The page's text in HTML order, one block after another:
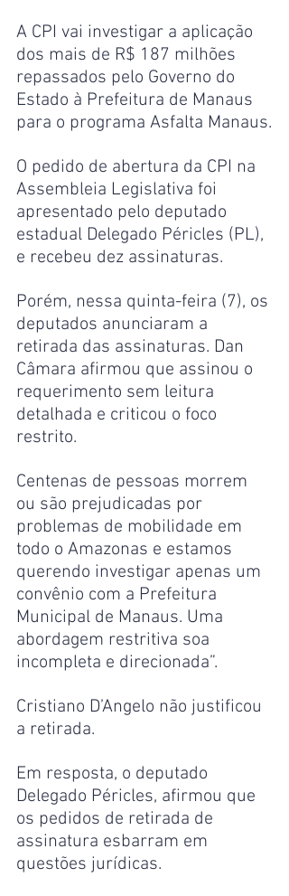
A CPI vai investigar a aplicação
dos mais de R$ 187 milhões
repassados pelo Governo do
Estado à Prefeitura de Manaus
para o programa Asfalta Manaus.
O pedido de abertura da CPI na
Assembleia Legislativa foi
apresentado pelo deputado
estadual Delegado Péricles (PL),
e recebeu dez assinaturas.
Porém, nessa quinta-feira (7), os
deputados anunciaram a
retirada das assinaturas. Dan
Câmara afirmou que assinou o
requerimento sem leitura
detalhada e criticou o foco
restrito.
Centenas de pessoas morrem
ou são prejudicadas por
problemas de mobilidade em
todo o Amazonas e estamos
querendo investigar apenas um
convênio com a Prefeitura
Municipal de Manaus. Uma
abordagem restritiva soa
incompleta e direcionada”.
Cristiano D’Angelo não justificou
a retirada.
Em resposta, o deputado
Delegado Péricles, afirmou que
os pedidos de retirada de
assinatura esbarram em
questões jurídicas.